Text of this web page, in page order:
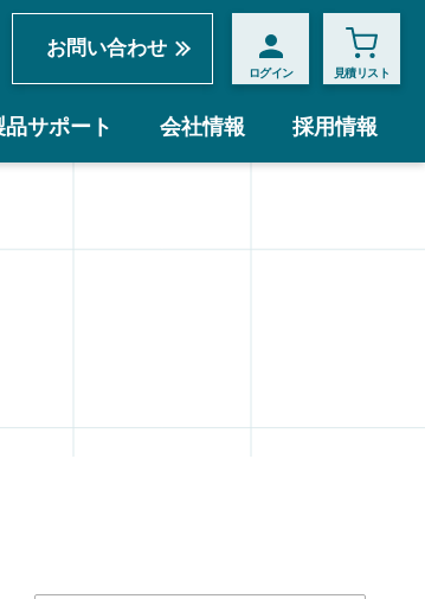
お問い合わせ
ログイン 見積リスト
品サポート 会社情報 採用情報